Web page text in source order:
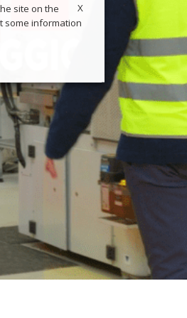
X
site on the
some information